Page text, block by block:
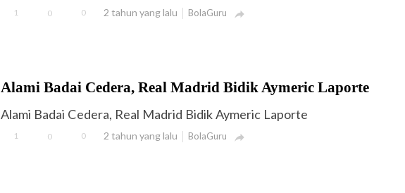
1 0 0 2 tahun yang lalu BolaGuru 
Alami Badai Cedera, Real Madrid Bidik Aymeric Laporte
Alami Badai Cedera, Real Madrid Bidik Aymeric Laporte
1 0 0 2 tahun yang lalu BolaGuru 